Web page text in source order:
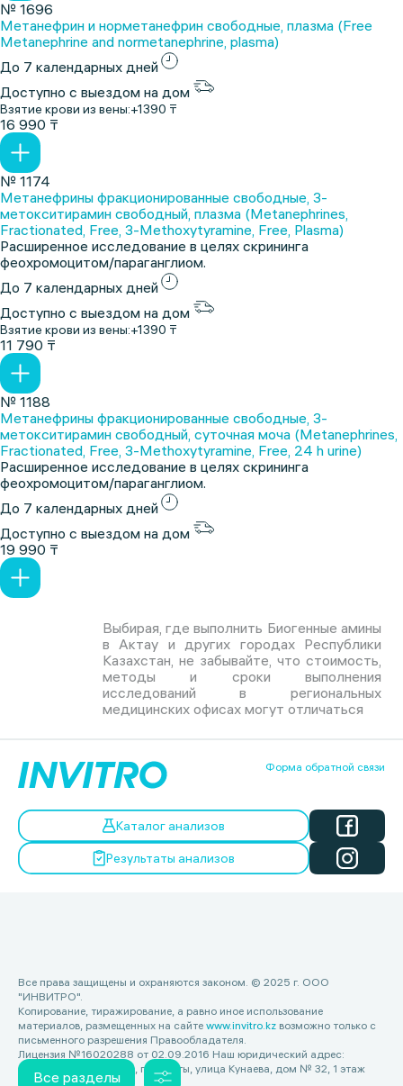
Все разделы
№ 1696
Метанефрин и норметанефрин свободные, плазма (Free
Metanephrine and normetanephrine, plasma)
До 7 календарных дней
Доступно с выездом на дом
Взятие крови из вены:+1390 ₸
16 990 ₸
№ 1174
Метанефрины фракционированные свободные, 3-
метокситирамин свободный, плазма (Metanephrines,
Fractionated, Free, 3-Methoxytyramine, Free, Plasma)
Расширенное исследование в целях скрининга
феохромоцитом/параганглиом.
До 7 календарных дней
Доступно с выездом на дом
Взятие крови из вены:+1390 ₸
11 790 ₸
№ 1188
Метанефрины фракционированные свободные, 3-
метокситирамин свободный, суточная моча (Metanephrines,
Fractionated, Free, 3-Methoxytyramine, Free, 24 h urine)
Расширенное исследование в целях скрининга
феохромоцитом/параганглиом.
До 7 календарных дней
Доступно с выездом на дом
19 990 ₸
Выбирая, где выполнить Биогенные амины
в Актау и других городах Республики
Казахстан, не забывайте, что стоимость,
методы и сроки выполнения
исследований в региональных
медицинских офисах могут отличаться
Форма обратной связи
Каталог анализов
Результаты анализов
Все права защищены и охраняются законом. © 2025 г. ООО
"ИНВИТРО".
Копирование, тиражирование, а равно иное использование
материалов, размещенных на сайте www.invitro.kz возможно только с
письменного разрешения Правообладателя.
Лицензия №16020288 от 02.09.2016 Наш юридический адрес:
Республика Казахстан, г. Алматы, улица Кунаева, дом № 32, 1 этаж